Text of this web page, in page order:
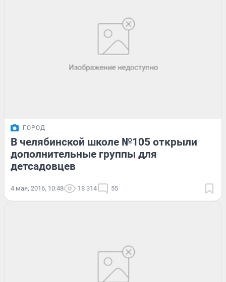
ГОРОД
В челябинской школе №105 открыли
дополнительные группы для
детсадовцев
4 мая, 2016, 10:48 18 314 55